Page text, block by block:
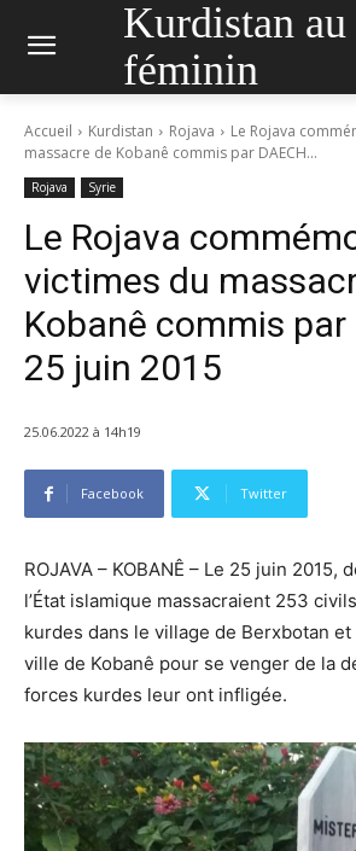
Kurdistan au
féminin
Accueil Kurdistan Rojava
Le Rojava
massacre de Kobanê commis par DAECH...
Rojava Syrie
Le Rojava
victimes du
Kobanê commis par
25 juin 2015
25.06.2022 à 14h19
Facebook Twitter
ROJAVA – KOBANÊ – Le 25 juin 2015,
l’État islamique massacraient 253
kurdes dans le village de Berxbotan
ville de Kobanê pour se venger de la
forces kurdes leur ont infligée.